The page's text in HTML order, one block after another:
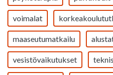
voimalat
maaseutumatkailu
vesistövaikutukset